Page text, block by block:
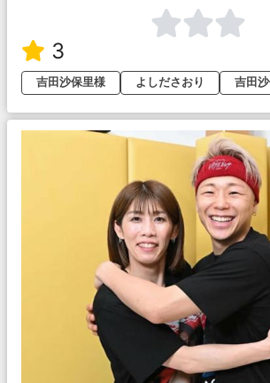
3
吉田沙保里様
よしださおり 吉田